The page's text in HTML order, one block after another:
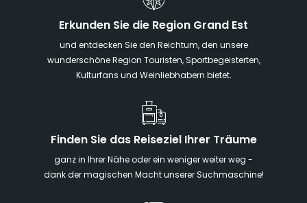
Erkunden Sie die Region Grand Est
und entdecken Sie den Reichtum, den unsere
wunderschöne Region Touristen, Sportbegeisterten,
Kulturfans und Weinliebhabern bietet.
Finden Sie das Reiseziel Ihrer Träume
ganz in Ihrer Nähe oder ein weniger weiter weg -
dank der magischen Macht unserer Suchmaschine!